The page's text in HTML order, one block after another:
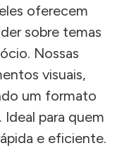
oferecem
sobre temas
Nossas
visuais,
um formato
para quem
e eficiente.